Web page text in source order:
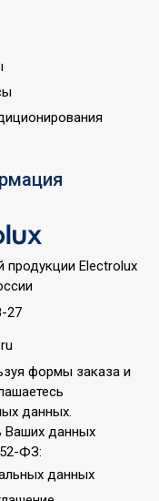
Electrolux
27
формы заказа и
данных.
Ваших данных
ФЗ:
данных